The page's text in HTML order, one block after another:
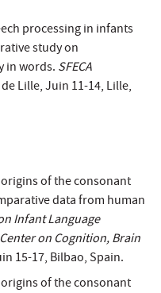
processing in infants
study on
in words. SFECA
Lille, Juin 11-14, Lille,
of the consonant
data from human
Infant Language
on Cognition, Brain
15-17, Bilbao, Spain.
of the consonant